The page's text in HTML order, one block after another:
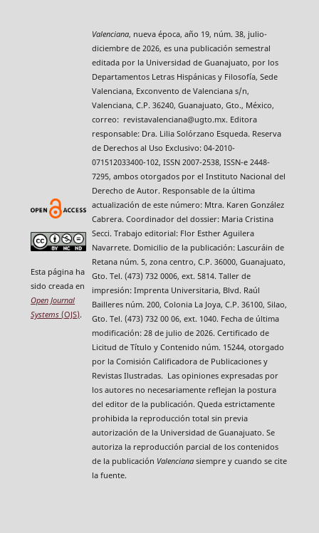
Esta página ha
sido creada en
Open Journal
Systems(OJS).
Valenciana, nueva época, año 19, núm. 38, julio-
diciembre de 2026, es una publicación semestral
editada por la Universidad de Guanajuato, por los
Departamentos Letras Hispánicas y Filosofía, Sede
Valenciana, Exconvento de Valenciana s/n,
Valenciana, C.P. 36240, Guanajuato, Gto., México,
correo: revistavalenciana@ugto.mx. Editora
responsable: Dra. Lilia Solórzano Esqueda. Reserva
de Derechos al Uso Exclusivo: 04-2010-
071512033400-102, ISSN 2007-2538, ISSN-e 2448-
7295, ambos otorgados por el Instituto Nacional del
Derecho de Autor. Responsable de la última
actualización de este número: Mtra. Karen González
Cabrera. Coordinador del dossier: Maria Cristina
Secci. Trabajo editorial: Flor Esther Aguilera
Navarrete. Domicilio de la publicación: Lascuráin de
Retana núm. 5, zona centro, C.P. 36000, Guanajuato,
Gto. Tel. (473) 732 0006, ext. 5814. Taller de
impresión: Imprenta Universitaria, Blvd. Raúl
Bailleres núm. 200, Colonia La Joya, C.P. 36100, Silao,
Gto. Tel. (473) 732 00 06, ext. 1040. Fecha de última
modificación: 28 de julio de 2026. Certificado de
Licitud de Título y Contenido núm. 15244, otorgado
por la Comisión Calificadora de Publicaciones y
Revistas Ilustradas. Las opiniones expresadas por
los autores no necesariamente reflejan la postura
del editor de la publicación. Queda estrictamente
prohibida la reproducción total sin previa
autorización de la Universidad de Guanajuato. Se
autoriza la reproducción parcial de los contenidos
de la publicación Valencianasiempre y cuando se cite
la fuente.